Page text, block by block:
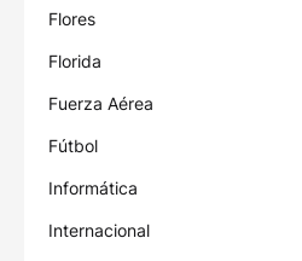
Flores
Florida
Fuerza Aérea
Fútbol
Informática
Internacional